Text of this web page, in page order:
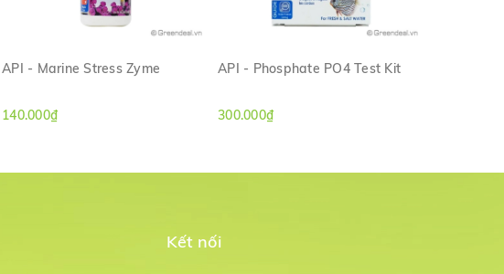
API - Marine Stress Zyme
140.000₫
API - Phosphate PO4 Test Kit
300.000₫
Kết nối